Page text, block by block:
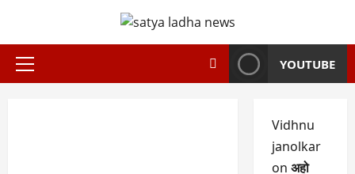
content
Primary
YOUTUBE
Vidhnu
janolkar
on अहो